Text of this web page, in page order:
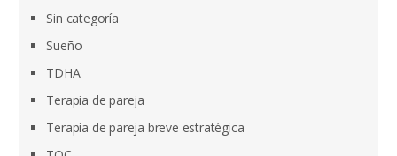
Sin categoría
Sueño
TDHA
Terapia de pareja
Terapia de pareja breve estratégica